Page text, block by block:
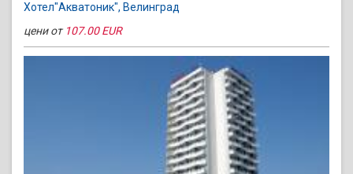
Хотел"Акватоник", Велинград
цени от 107.00 EUR